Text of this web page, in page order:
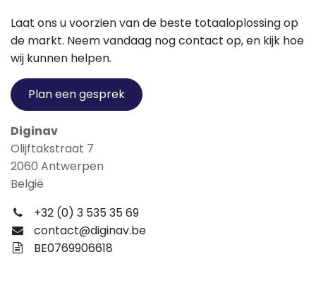
Laat ons u voorzien van de beste totaaloplossing op
de markt. Neem vandaag nog contact op, en kijk hoe
wij kunnen helpen.
Plan een gesprek
Diginav
Olijftakstraat 7
2060 Antwerpen
België
+32 (0) 3 535 35 69
contact@diginav.be
BE0769906618